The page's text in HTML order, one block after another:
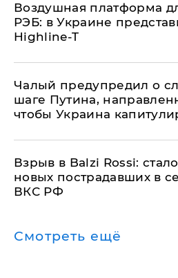
Воздушная платформа
РЭБ: в Украине
Highline-T
Чалый предупредил о
шаге Путина,
чтобы Украина
Взрыв в Balzi Rossi:
новых пострадавших в
ВКС РФ
Смотреть ещё